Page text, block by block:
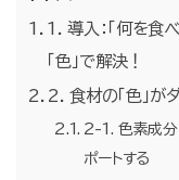
1. 導入：「何を食
「色」で解決！
2. 食材の「色」が
2-1. 色素成分
ポートする